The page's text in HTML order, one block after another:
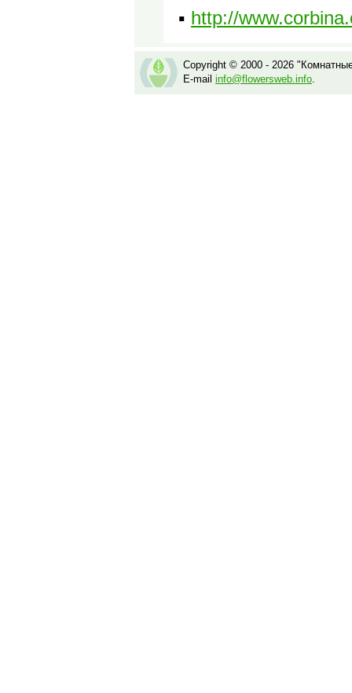
▪ http://
Copyright © 2000 - 2026
E-mail info@flowersweb.info.